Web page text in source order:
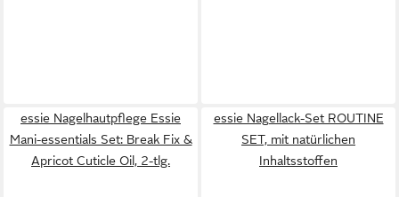
essie Nagelhautpflege Essie
Mani-essentials Set: Break Fix &
Apricot Cuticle Oil, 2-tlg.
essie Nagellack-Set ROUTINE
SET, mit natürlichen
Inhaltsstoffen